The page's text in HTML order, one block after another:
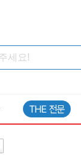
THE 전문